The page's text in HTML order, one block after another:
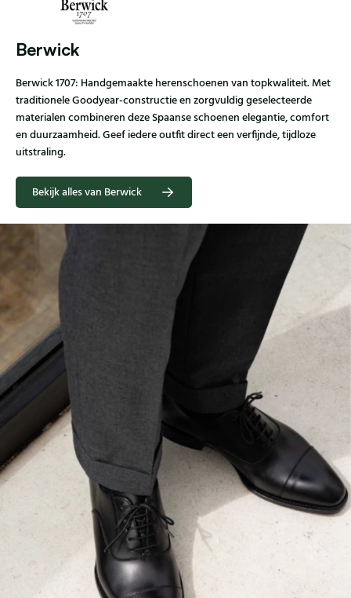
Berwick
Berwick 1707: Handgemaakte herenschoenen van topkwaliteit. Met
traditionele Goodyear-constructie en zorgvuldig geselecteerde
materialen combineren deze Spaanse schoenen elegantie, comfort
en duurzaamheid. Geef iedere outfit direct een verfijnde, tijdloze
uitstraling.
Bekijk alles van Berwick